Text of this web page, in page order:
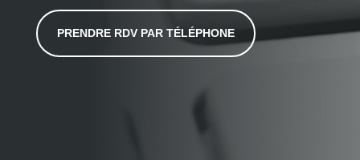
PRENDRE RDV PAR TÉLÉPHONE